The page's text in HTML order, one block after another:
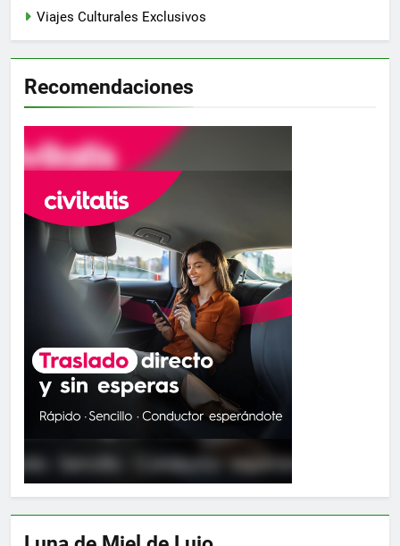
Viajes Culturales Exclusivos
Recomendaciones